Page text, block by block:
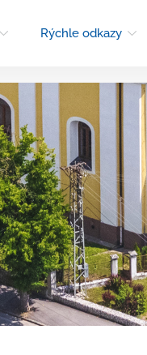
Rýchle odkazy